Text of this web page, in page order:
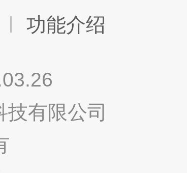
功能介绍
有限公司